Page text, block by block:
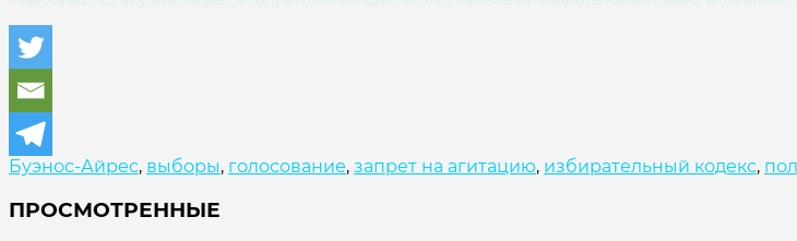
Буэнос-Айрес, выборы, голосование, запрет на агитацию, избирательный кодекс,
ПРОСМОТРЕННЫЕ